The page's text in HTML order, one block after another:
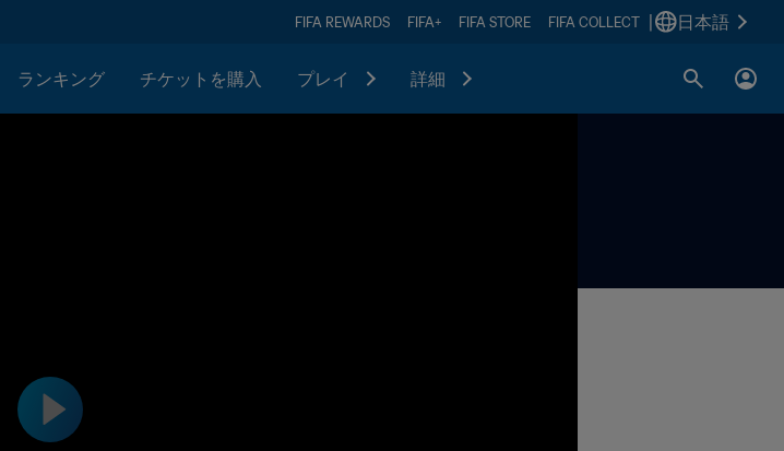
FIFA REWARDS FIFA+ FIFA STORE FIFA COLLECT 日本語
ランキング チケットを購入 プレイ 詳細